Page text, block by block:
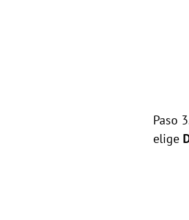
Paso
elige